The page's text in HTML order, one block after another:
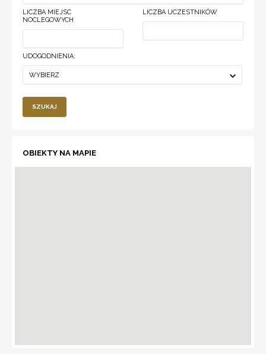
LICZBA MIEJSC
NOCLEGOWYCH
LICZBA UCZESTNIKÓW
UDOGODNIENIA:
WYBIERZ
SZUKAJ
OBIEKTY NA MAPIE